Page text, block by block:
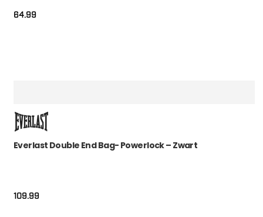
64.99
Everlast Double End Bag- Powerlock – Zwart
109.99